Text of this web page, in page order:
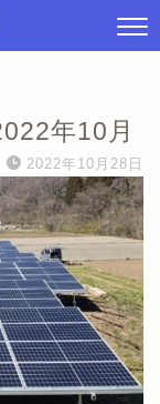
年10月
2022年10月28日